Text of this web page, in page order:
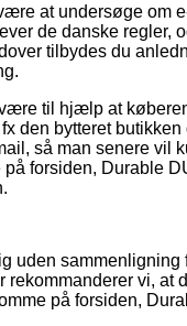
at undersøge om
de danske regler,
tilbydes du
til hjælp at
den bytteret
så man senere vil
på forsiden, Durable
uden
rekommanderer vi, at
på forsiden,